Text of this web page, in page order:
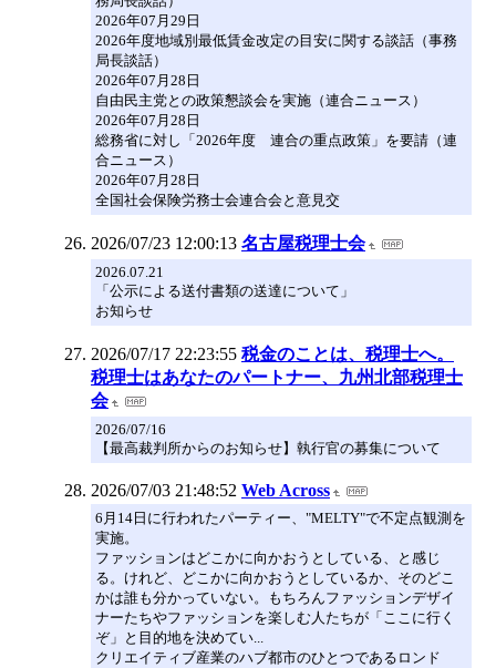
2026年07月29日
2026年度地域別最低賃金改定の目安に関する談話（事務
局長談話）
2026年07月28日
自由民主党との政策懇談会を実施（連合ニュース）
2026年07月28日
総務省に対し「2026年度 連合の重点政策」を要請（連
合ニュース）
2026年07月28日
全国社会保険労務士会連合会と意見交
2026/07/23 12:00:13 名古屋税理士会
2026.07.21
「公示による送付書類の送達について」
お知らせ
2026/07/17 22:23:55 税金のことは、税理士へ。
税理士はあなたのパートナー、九州北部税理士
会
2026/07/16
【最高裁判所からのお知らせ】執行官の募集について
2026/07/03 21:48:52 Web Across
6月14日に行われたパーティー、"MELTY"で不定点観測を
実施。
ファッションはどこかに向かおうとしている、と感じ
る。けれど、どこかに向かおうとしているか、そのどこ
かは誰も分かっていない。もちろんファッションデザイ
ナーたちやファッションを楽しむ人たちが「ここに行く
ぞ」と目的地を決めてい...
クリエイティブ産業のハブ都市のひとつであるロンド